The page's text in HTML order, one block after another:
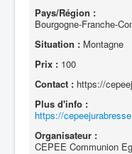
Pays/Région :
Bourgogne-Franche-
Situation : Montagne
Prix : 100
Contact : https://
Plus d'info :
https://
Organisateur :
CEPEE Communion